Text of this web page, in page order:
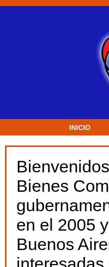
INICIO
Bienes
en el 2005
Buenos